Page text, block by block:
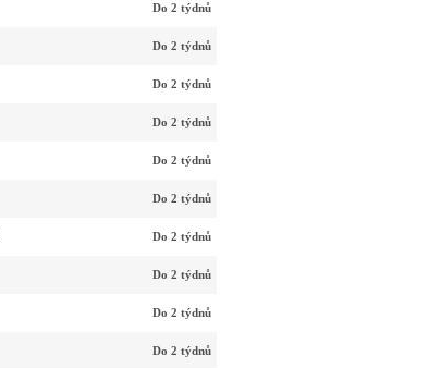
Do 2 týdnů
Do 2 týdnů
Do 2 týdnů
Do 2 týdnů
Do 2 týdnů
Do 2 týdnů
Do 2 týdnů
Do 2 týdnů
Do 2 týdnů
Do 2 týdnů